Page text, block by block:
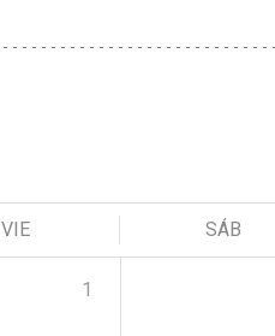
VIE SÁB
1